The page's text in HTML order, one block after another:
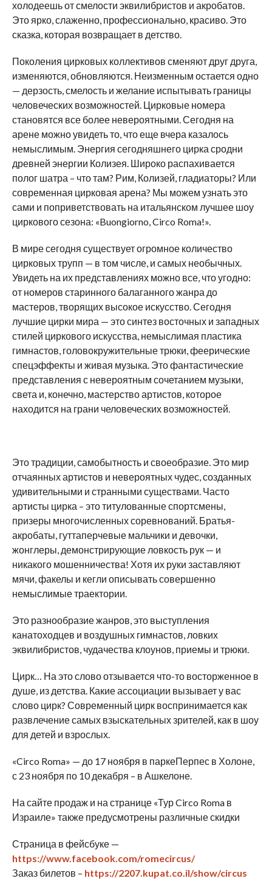
холодеешь от смелости эквилибристов и акробатов.
Это ярко, слаженно, профессионально, красиво. Это
сказка, которая возвращает в детство.
Поколения цирковых коллективов сменяют друг друга,
изменяются, обновляются. Неизменным остается одно
— дерзость, смелость и желание испытывать границы
человеческих возможностей. Цирковые номера
становятся все более невероятными. Сегодня на
арене можно увидеть то, что еще вчера казалось
немыслимым. Энергия сегодняшнего цирка сродни
древней энергии Колизея. Широко распахивается
полог шатра – что там? Рим, Колизей, гладиаторы? Или
современная цирковая арена? Мы можем узнать это
сами и поприветствовать на итальянском лучшее шоу
циркового сезона: «Buongiorno, Circo Roma!».
В мире сегодня существует огромное количество
цирковых трупп — в том числе, и самых необычных.
Увидеть на их представлениях можно все, что угодно:
от номеров старинного балаганного жанра до
мастеров, творящих высокое искусство. Сегодня
лучшие цирки мира — это синтез восточных и западных
стилей циркового искусства, немыслимая пластика
гимнастов, головокружительные трюки, феерические
спецэффекты и живая музыка. Это фантастические
представления с невероятным сочетанием музыки,
света и, конечно, мастерство артистов, которое
находится на грани человеческих возможностей.
Это традиции, самобытность и своеобразие. Это мир
отчаянных артистов и невероятных чудес, созданных
удивительными и странными существами. Часто
артисты цирка – это титулованные спортсмены,
призеры многочисленных соревнований. Братья-
акробаты, гуттаперчевые мальчики и девочки,
жонглеры, демонстрирующие ловкость рук — и
никакого мошенничества! Хотя их руки заставляют
мячи, факелы и кегли описывать совершенно
немыслимые траектории.
Это разнообразие жанров, это выступления
канатоходцев и воздушных гимнастов, ловких
эквилибристов, чудачества клоунов, приемы и трюки.
Цирк… На это слово отзывается что-то восторженное в
душе, из детства. Какие ассоциации вызывает у вас
слово цирк? Современный цирк воспринимается как
развлечение самых взыскательных зрителей, как в шоу
для детей и взрослых.
«Circo Roma» — до 17 ноября в паркеПерпес в Холоне,
с 23 ноября по 10 декабря – в Ашкелоне.
На сайте продаж и на странице «Тур Circo Roma в
Израиле» также предусмотрены различные скидки
Страница в фейсбуке —
https://www.facebook.com/romecircus/
Заказ билетов – https://2207.kupat.co.il/show/circus